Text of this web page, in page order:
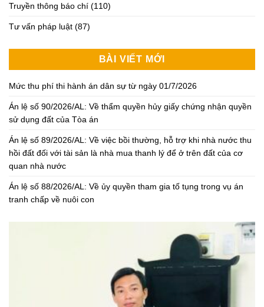
Truyền thông báo chí (110)
Tư vấn pháp luật (87)
BÀI VIẾT MỚI
Mức thu phí thi hành án dân sự từ ngày 01/7/2026
Án lệ số 90/2026/AL: Về thẩm quyền hủy giấy chứng nhận quyền
sử dụng đất của Tòa án
Án lệ số 89/2026/AL: Về việc bồi thường, hỗ trợ khi nhà nước thu
hồi đất đối với tài sản là nhà mua thanh lý để ở trên đất của cơ
quan nhà nước
Án lệ số 88/2026/AL: Về ủy quyền tham gia tố tụng trong vụ án
tranh chấp về nuôi con